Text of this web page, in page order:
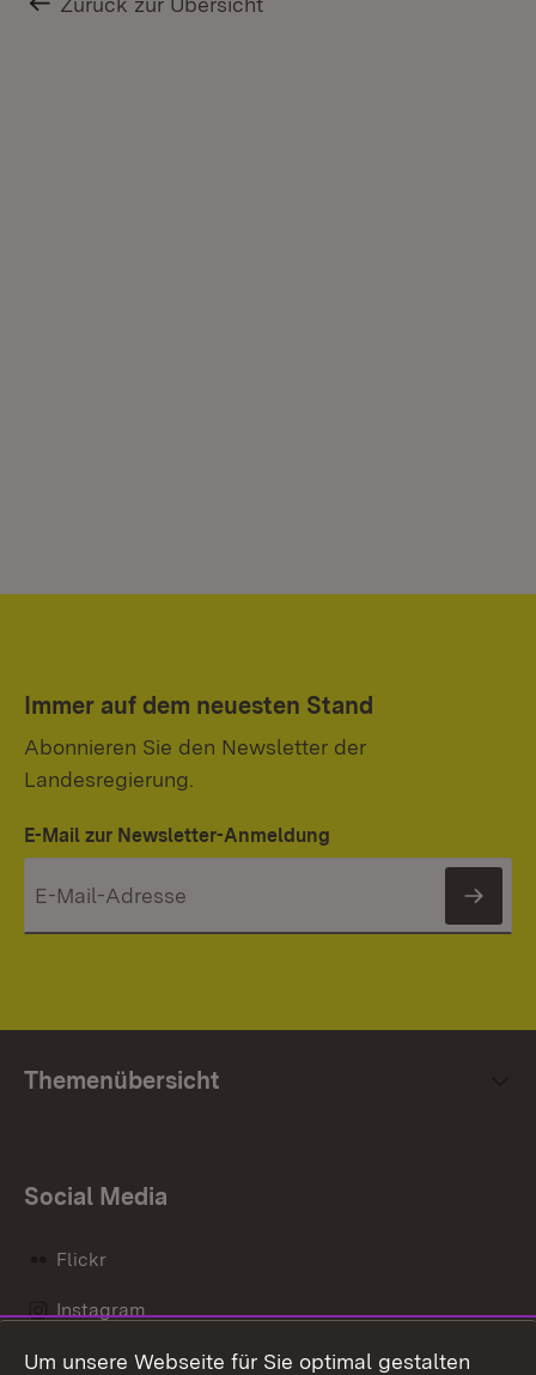
Immer auf dem neuesten Stand
Abonnieren Sie den Newsletter der
Landesregierung.
E-Mail zur Newsletter-Anmeldung
Themenübersicht
Social Media
Flickr
Instagram
Social Wall
Um unsere Webseite für Sie optimal gestalten